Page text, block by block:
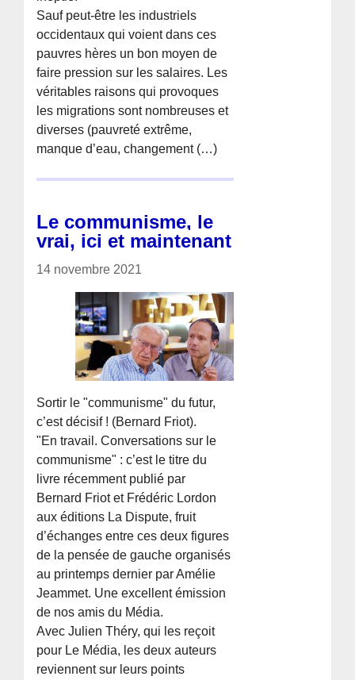
Sauf peut-être les industriels
occidentaux qui voient dans ces
pauvres hères un bon moyen de
faire pression sur les salaires. Les
véritables raisons qui provoques
les migrations sont nombreuses et
diverses (pauvreté extrême,
manque d’eau, changement (…)
Le communisme, le
vrai, ici et maintenant
14 novembre 2021
Sortir le "communisme" du futur,
c’est décisif ! (Bernard Friot).
"En travail. Conversations sur le
communisme" : c’est le titre du
livre récemment publié par
Bernard Friot et Frédéric Lordon
aux éditions La Dispute, fruit
d’échanges entre ces deux figures
de la pensée de gauche organisés
au printemps dernier par Amélie
Jeammet. Une excellent émission
de nos amis du Média.
Avec Julien Théry, qui les reçoit
pour Le Média, les deux auteurs
reviennent sur leurs points